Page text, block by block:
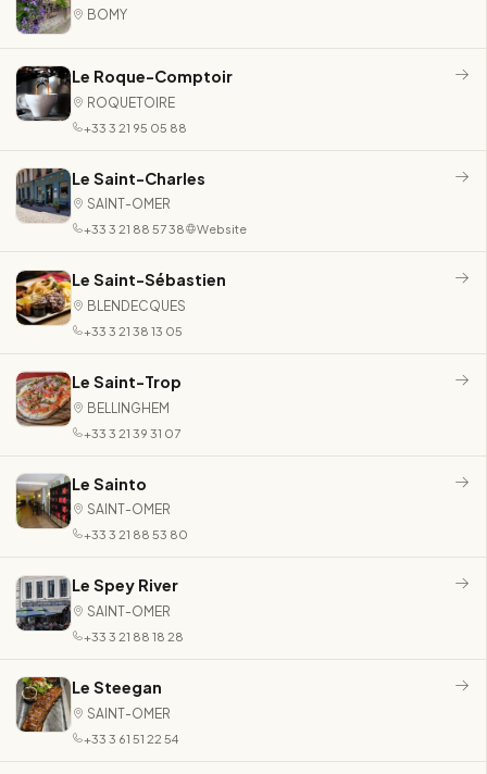
BOMY
Le Roque-Comptoir
ROQUETOIRE
+33 3 21 95 05 88
Le Saint-Charles
SAINT-OMER
+33 3 21 88 57 38 Website
Le Saint-Sébastien
BLENDECQUES
+33 3 21 38 13 05
Le Saint-Trop
BELLINGHEM
+33 3 21 39 31 07
Le Sainto
SAINT-OMER
+33 3 21 88 53 80
Le Spey River
SAINT-OMER
+33 3 21 88 18 28
Le Steegan
SAINT-OMER
+33 3 61 51 22 54